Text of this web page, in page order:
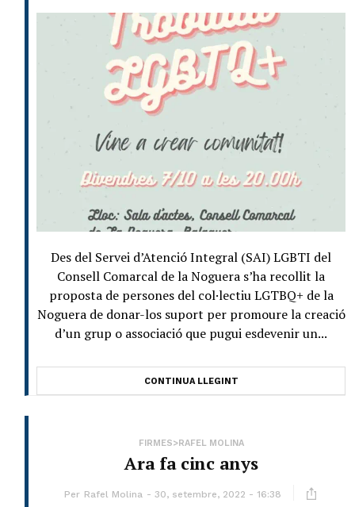
Des del Servei d’Atenció Integral (SAI) LGBTI del
Consell Comarcal de la Noguera s’ha recollit la
proposta de persones del col·lectiu LGTBQ+ de la
Noguera de donar-los suport per promoure la creació
d’un grup o associació que pugui esdevenir un...
CONTINUA LLEGINT
FIRMES>RAFEL MOLINA
Ara fa cinc anys
Per Rafel Molina 30, setembre, 2022 - 16:38